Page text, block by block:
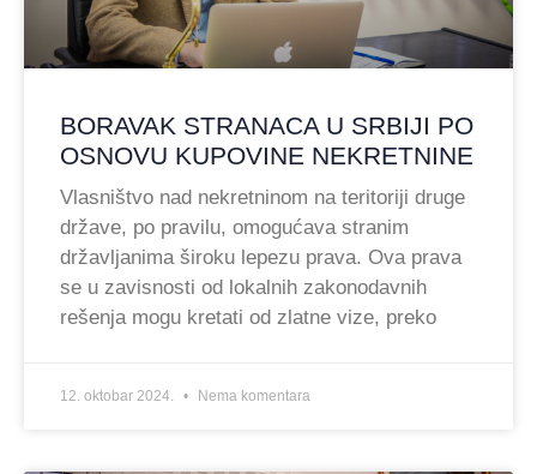
BORAVAK STRANACA U SRBIJI PO
OSNOVU KUPOVINE NEKRETNINE
Vlasništvo nad nekretninom na teritoriji druge
države, po pravilu, omogućava stranim
državljanima široku lepezu prava. Ova prava
se u zavisnosti od lokalnih zakonodavnih
rešenja mogu kretati od zlatne vize, preko
12. oktobar 2024. Nema komentara